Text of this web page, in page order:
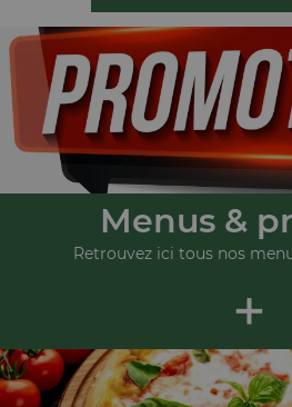
Menus &
Retrouvez ici tous nos
+